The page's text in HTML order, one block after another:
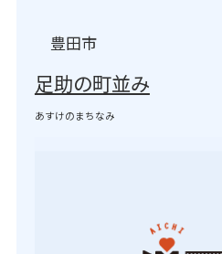
豊田市
足助の町並み
あすけのまちなみ